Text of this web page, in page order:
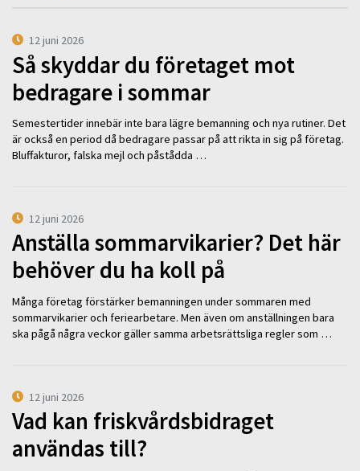
12 juni 2026
Så skyddar du företaget mot
bedragare i sommar
Semestertider innebär inte bara lägre bemanning och nya rutiner. Det
är också en period då bedragare passar på att rikta in sig på företag.
Bluffakturor, falska mejl och påstådda …
12 juni 2026
Anställa sommarvikarier? Det här
behöver du ha koll på
Många företag förstärker bemanningen under sommaren med
sommarvikarier och feriearbetare. Men även om anställningen bara
ska pågå några veckor gäller samma arbetsrättsliga regler som …
12 juni 2026
Vad kan friskvårdsbidraget
användas till?